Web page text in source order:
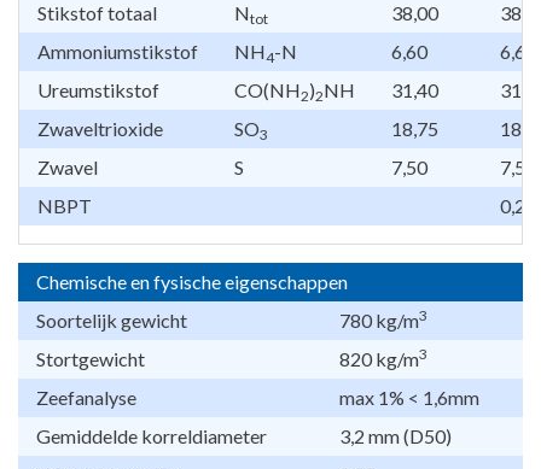
Stikstof totaal
Ntot 38,00
Ammoniumstikstof
NH4-N 6,60
6,60
Ureumstikstof
CO(NH2)2NH 31,40
Zwaveltrioxide
SO3 18,75
Zwavel
S 7,50
7,50
NBPT
0,25
Chemische en fysische eigenschappen
Soortelijk gewicht
780 kg/m3
Stortgewicht 820 kg/m3
Zeefanalyse
max 1% < 1,6mm
Gemiddelde korreldiameter
3,2 mm (D50)